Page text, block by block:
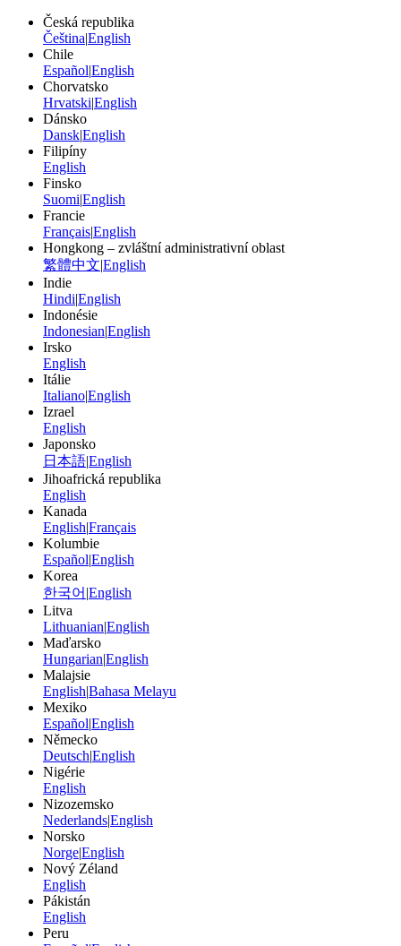
Česká republika
Čeština|English
Chile
Español|English
Chorvatsko
Hrvatski|English
Dánsko
Dansk|English
Filipíny
English
Finsko
Suomi|English
Francie
Français|English
Hongkong – zvláštní administrativní oblast
繁體中文|English
Indie
Hindi|English
Indonésie
Indonesian|English
Irsko
English
Itálie
Italiano|English
Izrael
English
Japonsko
日本語|English
Jihoafrická republika
English
Kanada
English|Français
Kolumbie
Español|English
Korea
한국어 |English
Litva
Lithuanian|English
Maďarsko
Hungarian|English
Malajsie
English|Bahasa Melayu
Mexiko
Español|English
Německo
Deutsch|English
Nigérie
English
Nizozemsko
Nederlands|English
Norsko
Norge|English
Nový Zéland
English
Pákistán
English
Peru